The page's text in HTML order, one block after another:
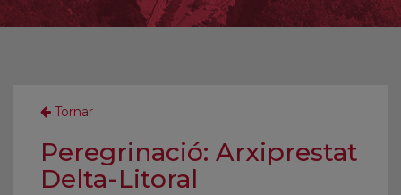
Ofrenes
Tornar
Peregrinació: Arxiprestat
Delta-Litoral